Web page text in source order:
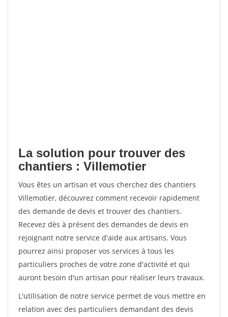
La solution pour trouver des
chantiers : Villemotier
Vous êtes un artisan et vous cherchez des chantiers
Villemotier, découvrez comment recevoir rapidement
des demande de devis et trouver des chantiers.
Recevez dès à présent des demandes de devis en
rejoignant notre service d'aide aux artisans. Vous
pourrez ainsi proposer vos services à tous les
particuliers proches de votre zone d'activité et qui
auront besoin d'un artisan pour réaliser leurs travaux.
L'utilisation de notre service permet de vous mettre en
relation avec des particuliers demandant des devis